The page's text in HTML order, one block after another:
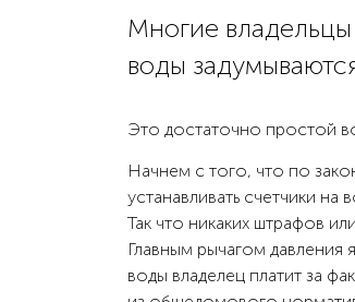
Многие
воды
Это достаточно простой
Начнем с того, что по
устанавливать счетчики
Так что никаких штрафов
Главным рычагом давления
воды владелец платит за